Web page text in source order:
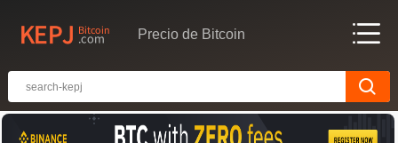
Precio de Bitcoin